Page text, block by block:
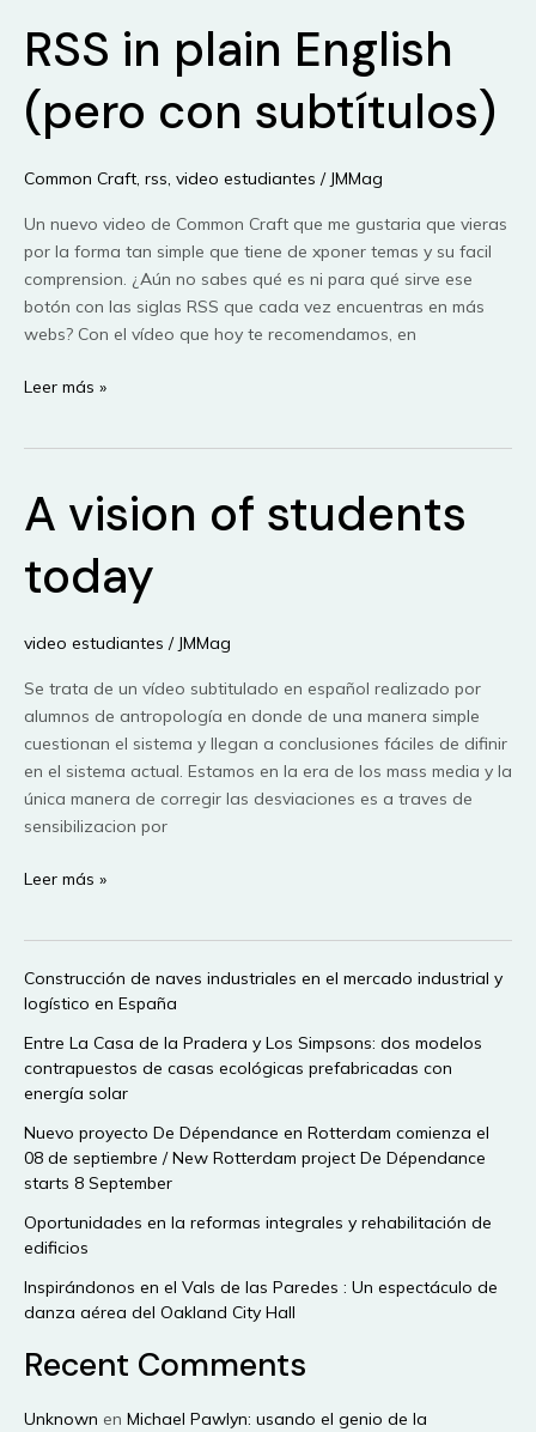
RSS in plain English
(pero con subtítulos)
Common Craft, rss, video estudiantes / JMMag
Un nuevo video de Common Craft que me gustaria que vieras
por la forma tan simple que tiene de xponer temas y su facil
comprension. ¿Aún no sabes qué es ni para qué sirve ese
botón con las siglas RSS que cada vez encuentras en más
webs? Con el vídeo que hoy te recomendamos, en
RSS
(pero
con
Leer más »
A vision of students
today
video estudiantes / JMMag
Se trata de un vídeo subtitulado en español realizado por
alumnos de antropología en donde de una manera simple
cuestionan el sistema y llegan a conclusiones fáciles de difinir
en el sistema actual. Estamos en la era de los mass media y la
única manera de corregir las desviaciones es a traves de
sensibilizacion por
A
today
Leer más »
Construcción de naves industriales en el mercado industrial y
logístico en España
Entre La Casa de la Pradera y Los Simpsons: dos modelos
contrapuestos de casas ecológicas prefabricadas con
energía solar
Nuevo proyecto De Dépendance en Rotterdam comienza el
08 de septiembre / New Rotterdam project De Dépendance
starts 8 September
Oportunidades en la reformas integrales y rehabilitación de
edificios
Inspirándonos en el Vals de las Paredes : Un espectáculo de
danza aérea del Oakland City Hall
Recent Comments
Unknown en Michael Pawlyn: usando el genio de la